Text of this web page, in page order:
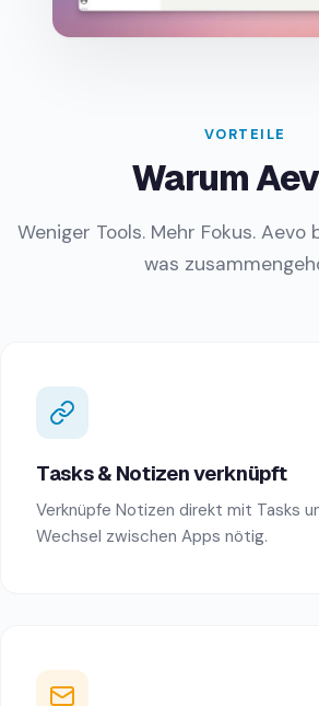
VORTEILE
Warum
Weniger Tools. Mehr Fokus.
was
Tasks & Notizen verknüpft
Verknüpfe Notizen direkt mit Tasks
Wechsel zwischen Apps nötig.